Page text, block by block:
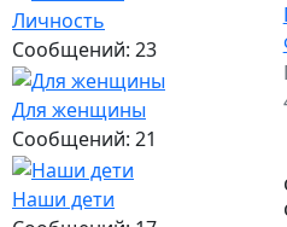
Личность
Сообщений: 23
Для женщины
Сообщений: 21
Наши дети